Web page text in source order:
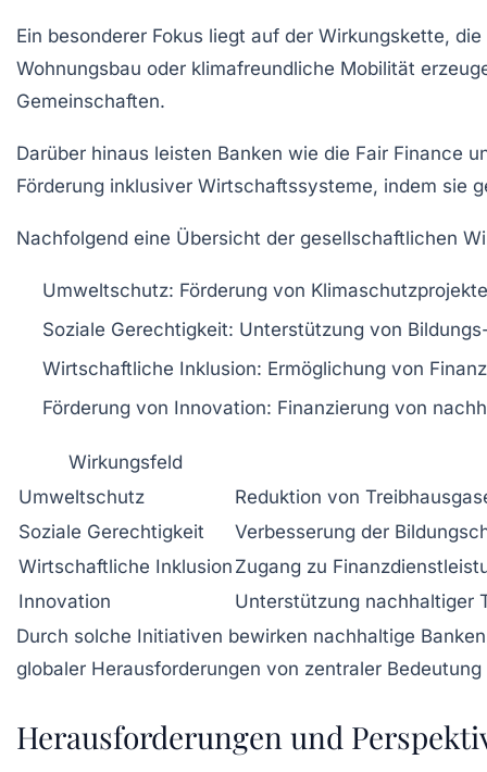
Ein besonderer Fokus liegt auf der Wirkungskette,
Wohnungsbau oder klimafreundliche Mobilität
Gemeinschaften.
Darüber hinaus leisten Banken wie die Fair Finance
Förderung inklusiver Wirtschaftssysteme, indem sie
Nachfolgend eine Übersicht der gesellschaftlichen
Umweltschutz: Förderung von
Soziale Gerechtigkeit: Unterstützung von
Wirtschaftliche Inklusion: Ermöglichung von
Förderung von Innovation: Finanzierung von
Wirkungsfeld
Umweltschutz
Reduktion von
Soziale Gerechtigkeit
Verbesserung der
Wirtschaftliche Inklusion Zugang zu
Innovation
Unterstützung nachhaltiger
Durch solche Initiativen bewirken nachhaltige
globaler Herausforderungen von zentraler Bedeutung
Herausforderungen und